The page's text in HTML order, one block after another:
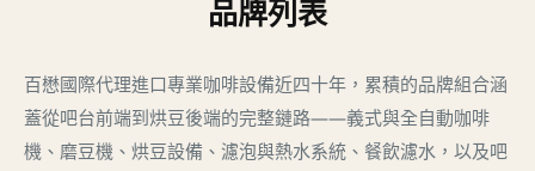
品牌列表
百懋國際代理進口專業咖啡設備近四十年，累積的品牌組合涵
蓋從吧台前端到烘豆後端的完整鏈路——義式與全自動咖啡
機、磨豆機、烘豆設備、濾泡與熱水系統、餐飲濾水，以及吧